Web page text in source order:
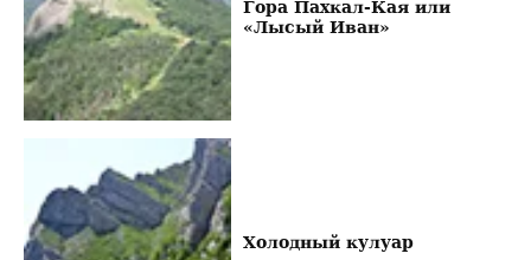
Гора Пахкал-Кая или
«Лысый Иван»
Холодный кулуар